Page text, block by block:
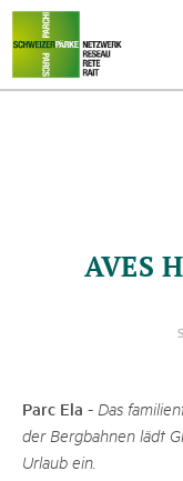
Navigieren
Netzwerk
Schweizer
Schnellnavigation
Zum Hauptinhalt
Zur mobilen Navigation
Zur Suche
Zum Fussbereich
Zur Sitemap
AVES
Parc Ela - Das
der Bergbahnen lädt
Urlaub ein.